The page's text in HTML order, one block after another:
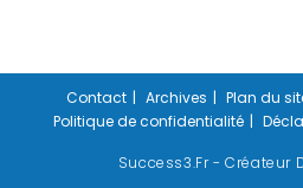
Contact Archives Plan du
Politique de confidentialité
Success3.fr - Créateur